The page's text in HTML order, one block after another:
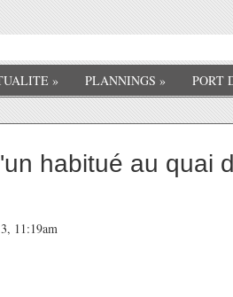
» PLANNINGS » PORT
habitué au quai
11:19am